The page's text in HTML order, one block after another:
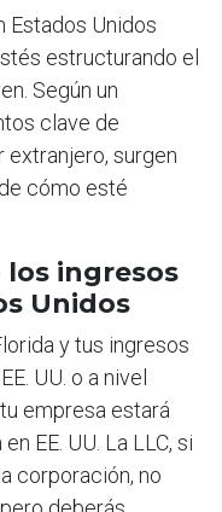
Estados Unidos
estructurando el
Según un
clave de
surgen
cómo esté
ingresos
Unidos
y tus ingresos
UU. o a nivel
empresa estará
EE. UU. La LLC, si
corporación, no